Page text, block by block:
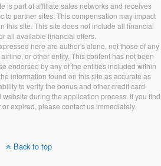
is part of affiliate sales networks and receives
to partner sites. This compensation may impact
this site. This site does not include all financial
all available financial offers.
here are author's alone, not those of any
or other entity. This content has not been
endorsed by any of the entities included within
information found on this site as accurate as
to verify the bonus and other credit card
during the application process. If you find
expired, please contact us immediately.
Back to top